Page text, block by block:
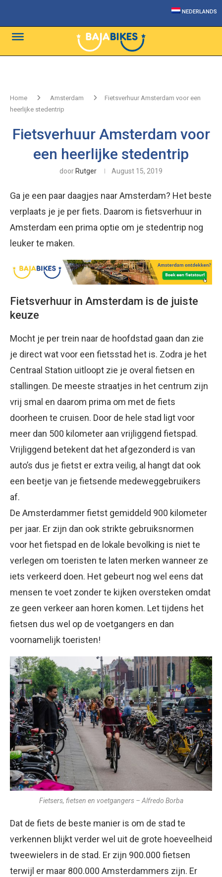
NEDERLANDS
Home Amsterdam
Fietsverhuur Amsterdam voor een
heerlijke stedentrip
Fietsverhuur Amsterdam voor
een heerlijke stedentrip
door Rutger August 15, 2019
Ga je een paar daagjes naar Amsterdam? Het beste
verplaats je je per fiets. Daarom is fietsverhuur in
Amsterdam een prima optie om je stedentrip nog
leuker te maken.
Fietsverhuur in Amsterdam is de juiste
keuze
Mocht je per trein naar de hoofdstad gaan dan zie
je direct wat voor een fietsstad het is. Zodra je het
Centraal Station uitloopt zie je overal fietsen en
stallingen. De meeste straatjes in het centrum zijn
vrij smal en daarom prima om met de fiets
doorheen te cruisen. Door de hele stad ligt voor
meer dan 500 kilometer aan vrijliggend fietspad.
Vrijliggend betekent dat het afgezonderd is van
auto’s dus je fietst er extra veilig, al hangt dat ook
een beetje van je fietsende medeweggebruikers
af.
De Amsterdammer fietst gemiddeld 900 kilometer
per jaar. Er zijn dan ook strikte gebruiksnormen
voor het fietspad en de lokale bevolking is niet te
verlegen om toeristen te laten merken wanneer ze
iets verkeerd doen. Het gebeurt nog wel eens dat
mensen te voet zonder te kijken oversteken omdat
ze geen verkeer aan horen komen. Let tijdens het
fietsen dus wel op de voetgangers en dan
voornamelijk toeristen!
Fietsers, fietsen en voetgangers – Alfredo Borba
Dat de fiets de beste manier is om de stad te
verkennen blijkt verder wel uit de grote hoeveelheid
tweewielers in de stad. Er zijn 900.000 fietsen
terwijl er maar 800.000 Amsterdammers zijn. Er